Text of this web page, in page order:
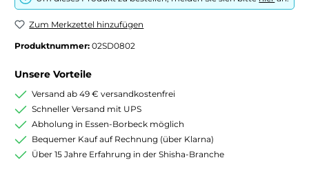
Zum Merkzettel hinzufügen
Produktnummer: 02SD0802
Unsere Vorteile
Versand ab 49 € versandkostenfrei
Schneller Versand mit UPS
Abholung in Essen-Borbeck möglich
Bequemer Kauf auf Rechnung (über Klarna)
Über 15 Jahre Erfahrung in der Shisha-Branche